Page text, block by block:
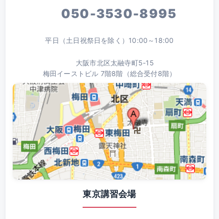
050-3530-8995
平日（土日祝祭日を除く）10:00～18:00
大阪市北区太融寺町5-15
梅田イーストビル 7階8階（総合受付8階）
東京講習会場